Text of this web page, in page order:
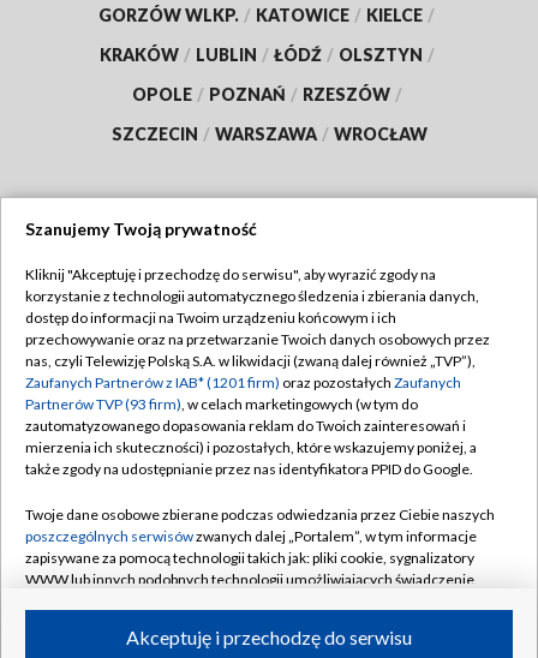
GORZÓW WLKP. / KATOWICE / KIELCE /
KRAKÓW / LUBLIN / ŁÓDŹ / OLSZTYN /
OPOLE / POZNAŃ / RZESZÓW /
SZCZECIN / WARSZAWA / WROCŁAW
TVP
Abonament TVP
Emisja w TVP
Centrum informacji TVP
Naziemna Telewizja Cyfrowa
Rada Programowa
System NOS
Informacje o nadawcy
Program dla prasy
Regulamin TVP
Polityka prywatności
Moje zgody
Pomoc
Kontakt
Kanały
Szanujemy Twoją prywatność
Kliknij "Akceptuję i przechodzę do serwisu", aby wyrazić zgody na
korzystanie z technologii automatycznego śledzenia i zbierania danych,
dostęp do informacji na Twoim urządzeniu końcowym i ich
przechowywanie oraz na przetwarzanie Twoich danych osobowych przez
nas, czyli Telewizję Polską S.A. w likwidacji (zwaną dalej również „TVP”),
Zaufanych Partnerów z IAB* (1201 firm) oraz pozostałych Zaufanych
Partnerów TVP (93 firm), w celach marketingowych (w tym do
zautomatyzowanego dopasowania reklam do Twoich zainteresowań i
mierzenia ich skuteczności) i pozostałych, które wskazujemy poniżej, a
także zgody na udostępnianie przez nas identyfikatora PPID do Google.
Twoje dane osobowe zbierane podczas odwiedzania przez Ciebie naszych
poszczególnych serwisówzwanych dalej „Portalem”, w tym informacje
zapisywane za pomocą technologii takich jak: pliki cookie, sygnalizatory
WWW lub innych podobnych technologii umożliwiających świadczenie
ruchu w Internecie.Akceptuję i przechodzę do serwisu